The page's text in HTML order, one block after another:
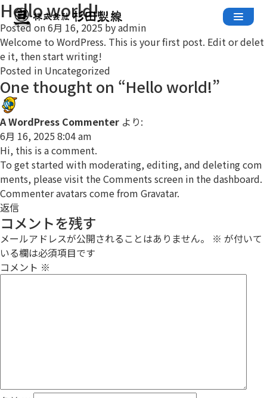
Skip
to
content
Hello world!
Posted on6月 16, 2025 byadmin
Welcome to WordPress. This is your first post. Edit or delet
e it, then start writing!
Posted in Uncategorized
One thought on “Hello world!”
A WordPress Commenter より:
6月 16, 2025 8:04 am
Hi, this is a comment.
To get started with moderating, editing, and deleting com
ments, please visit the Comments screen in the dashboard.
Commenter avatars come from Gravatar.
返信
コメントを残す
メールアドレスが公開されることはありません。 ※ が付いて
いる欄は必須項目です
コメント ※